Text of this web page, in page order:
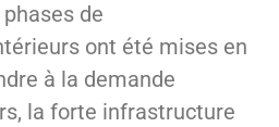
de
ont été mises en
à la demande
la forte infrastructure